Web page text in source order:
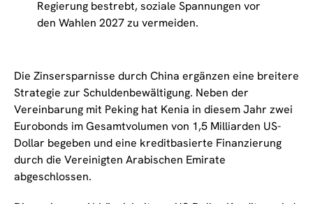
Regierung bestrebt, soziale Spannungen vor
den Wahlen 2027 zu vermeiden.
Die Zinsersparnisse durch China ergänzen eine breitere
Strategie zur Schuldenbewältigung. Neben der
Vereinbarung mit Peking hat Kenia in diesem Jahr zwei
Eurobonds im Gesamtvolumen von 1,5 Milliarden US-
Dollar begeben und eine kreditbasierte Finanzierung
durch die Vereinigten Arabischen Emirate
abgeschlossen.